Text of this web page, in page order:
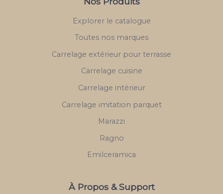
Explorer le catalogue
Toutes nos marques
Carrelage extérieur pour terrasse
Carrelage cuisine
Carrelage intérieur
Carrelage imitation parquet
Marazzi
Ragno
Emilceramica
À Propos & Support